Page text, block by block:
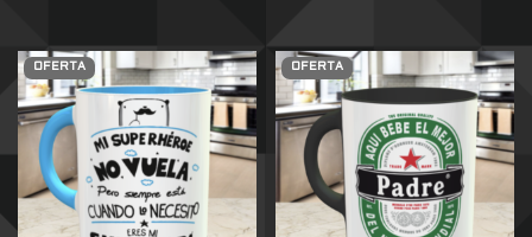
OFERTA OFERTA